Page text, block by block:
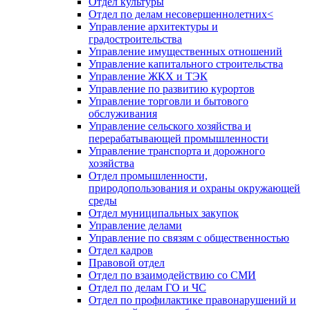
Отдел по делам несовершеннолетних<
Управление архитектуры и
градостроительства
Управление имущественных отношений
Управление капитального строительства
Управление ЖКХ и ТЭК
Управление по развитию курортов
Управление торговли и бытового
обслуживания
Управление сельского хозяйства и
перерабатывающей промышленности
Управление транспорта и дорожного
хозяйства
Отдел промышленности,
природопользования и охраны окружающей
среды
Отдел муниципальных закупок
Управление делами
Управление по связям с общественностью
Отдел кадров
Правовой отдел
Отдел по взаимодействию со СМИ
Отдел по делам ГО и ЧС
Отдел по профилактике правонарушений и